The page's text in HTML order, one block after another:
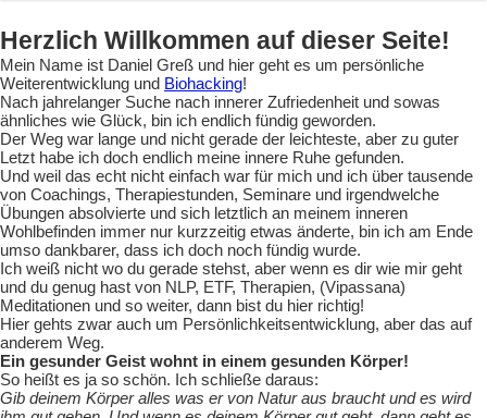
Herzlich Willkommen auf dieser Seite!
Mein Name ist Daniel Greß und hier geht es um persönliche
Weiterentwicklung und Biohacking!
Nach jahrelanger Suche nach innerer Zufriedenheit und sowas
ähnliches wie Glück, bin ich endlich fündig geworden.
Der Weg war lange und nicht gerade der leichteste, aber zu guter
Letzt habe ich doch endlich meine innere Ruhe gefunden.
Und weil das echt nicht einfach war für mich und ich über tausende
von Coachings, Therapiestunden, Seminare und irgendwelche
Übungen absolvierte und sich letztlich an meinem inneren
Wohlbefinden immer nur kurzzeitig etwas änderte, bin ich am Ende
umso dankbarer, dass ich doch noch fündig wurde.
Ich weiß nicht wo du gerade stehst, aber wenn es dir wie mir geht
und du genug hast von NLP, ETF, Therapien, (Vipassana)
Meditationen und so weiter, dann bist du hier richtig!
Hier gehts zwar auch um Persönlichkeitsentwicklung, aber das auf
anderem Weg.
Ein gesunder Geist wohnt in einem gesunden Körper!
So heißt es ja so schön. Ich schließe daraus:
Gib deinem Körper alles was er von Natur aus braucht und es wird